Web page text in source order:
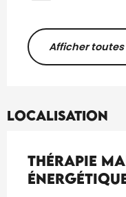
Afficher toutes
Localisation
Thérapie